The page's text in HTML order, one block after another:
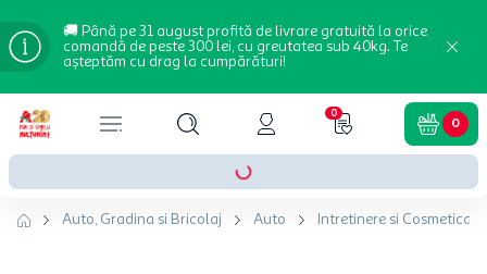
🚚 Până pe 31 august profită de livrare gratuită la orice
comandă de peste 300 lei, cu greutatea sub 40kg. Te
așteptăm cu drag la cumpărături!
0
0
Auto, Gradina si Bricolaj Auto Intretinere si Cosmetica